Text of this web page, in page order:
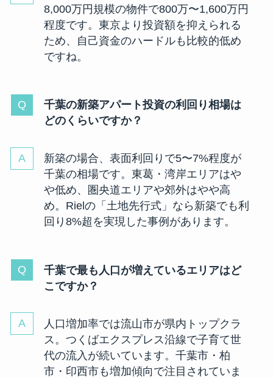
8,000万円規模の物件で800万〜1,600万円
程度です。東京より投資額を抑えられる
ため、自己資金のハードルも比較的低め
ですね。
千葉の新築アパート投資の利回り相場は
どのくらいですか？
新築の場合、表面利回りで5〜7%程度が
千葉の相場です。東葛・湾岸エリアはや
や低め、圏央道エリアや郊外はやや高
め。Rielの「土地先行式」なら新築でも利
回り8%超を実現した事例があります。
千葉で最も人口が増えているエリアはど
こですか？
人口増加率では流山市が県内トップクラ
ス。つくばエクスプレス沿線で子育て世
代の流入が続いています。千葉市・柏
市・印西市も増加傾向で注目されていま